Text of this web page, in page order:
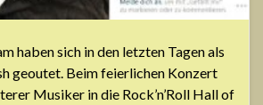
haben sich in den letzten Tagen als
geoutet. Beim feierlichen Konzert
Musiker in die Rock’n’Roll Hall of